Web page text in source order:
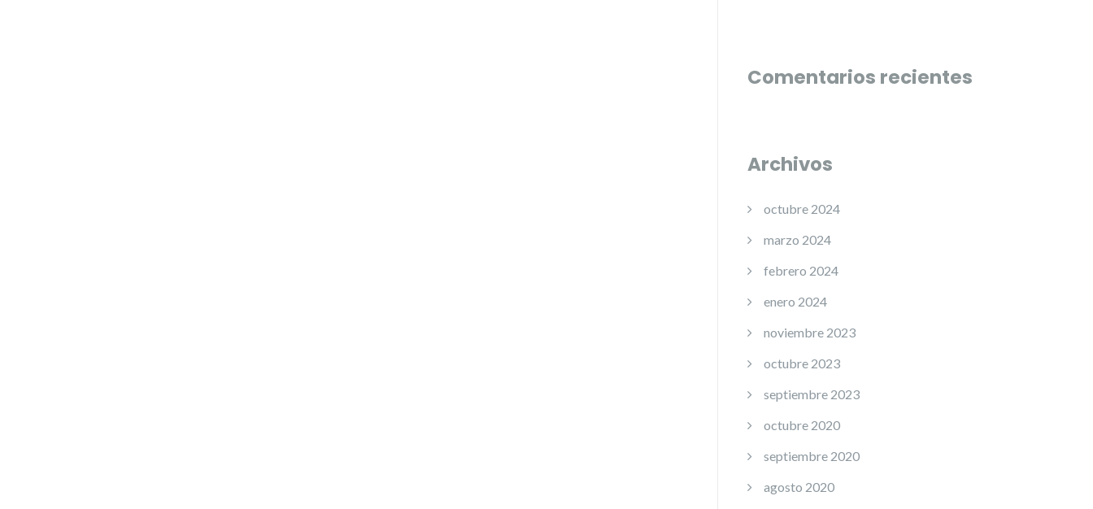
Comentarios recientes
Archivos
octubre 2024
marzo 2024
febrero 2024
enero 2024
noviembre 2023
octubre 2023
septiembre 2023
octubre 2020
septiembre 2020
agosto 2020